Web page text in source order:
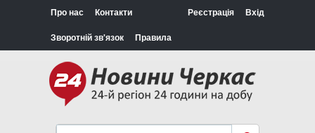
Про нас Контакти
Зворотній зв'язок Правила
Реєстрація Вхід